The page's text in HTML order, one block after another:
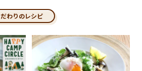
わりのレシピ